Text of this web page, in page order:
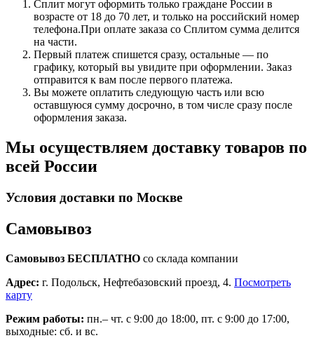
Сплит могут оформить только граждане России в
возрасте от 18 до 70 лет, и только на российский номер
телефона.При оплате заказа со Сплитом сумма делится
на части.
Первый платеж спишется сразу, остальные — по
графику, который вы увидите при оформлении. Заказ
отправится к вам после первого платежа.
Вы можете оплатить следующую часть или всю
оставшуюся сумму досрочно, в том числе сразу после
оформления заказа.
Мы осуществляем доставку товаров по
всей России
Условия доставки по Москве
Самовывоз
Самовывоз БЕСПЛАТНО со склада компании
Адрес: г. Подольск, Нефтебазовский проезд, 4. Посмотреть
карту
Режим работы: пн.– чт. с 9:00 до 18:00, пт. с 9:00 до 17:00,
выходные: сб. и вс.